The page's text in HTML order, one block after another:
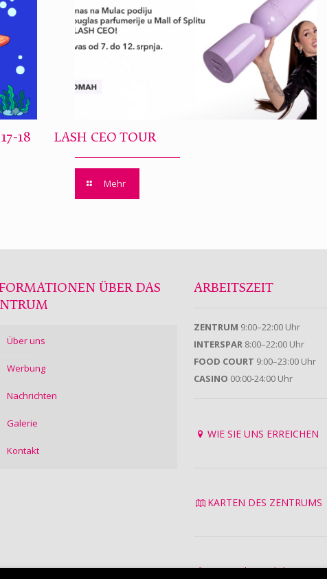
18
LASH CEO TOUR
Mehr
ÜBER DAS
Über uns
Werbung
Nachrichten
Galerie
Kontakt
ARBEITSZEIT
ZENTRUM 9:00–22:00 Uhr
INTERSPAR 8:00–22:00 Uhr
FOOD COURT 9:00–23:00 Uhr
CASINO 00:00-24:00 Uhr
WIE SIE UNS ERREICHEN
KARTEN DES ZENTRUMS
Datenschutzrichtlinie